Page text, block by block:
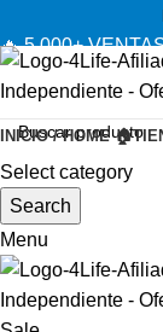
🔥 5,000+
--- 🔥 5,000+
Select category
Search
Menu
INICIO / HOME 🏠
-20%